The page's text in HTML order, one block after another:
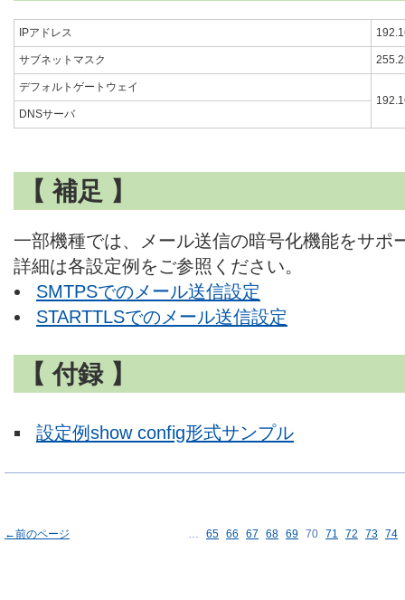
IPアドレス
サブネットマスク
デフォルトゲートウェイ
DNSサーバ
【 補足 】
一部機種では、メール送信の暗号化機能をサポ
詳細は各設定例をご参照ください。
SMTPSでのメール送信設定
STARTTLSでのメール送信設定
【 付録 】
設定例show config形式サンプル
←前のページ … 65 66 67 68 69 70 71 72 73 74